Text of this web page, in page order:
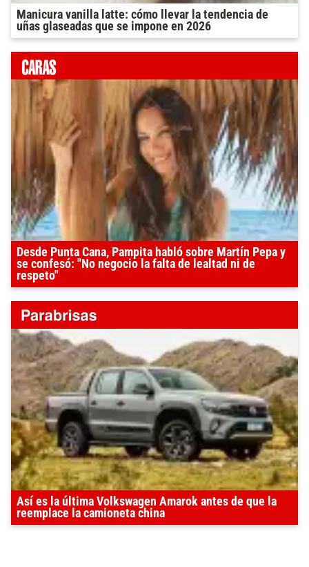
Manicura vanilla latte: cómo llevar la tendencia de
uñas glaseadas que se impone en 2026
Desde Punta Cana, Pampita habló sobre Martín Pepa y
se confesó: "No negocio la falta de lealtad ni de
respeto"
Así es la última Volkswagen Amarok antes de que la
reemplace la camioneta china